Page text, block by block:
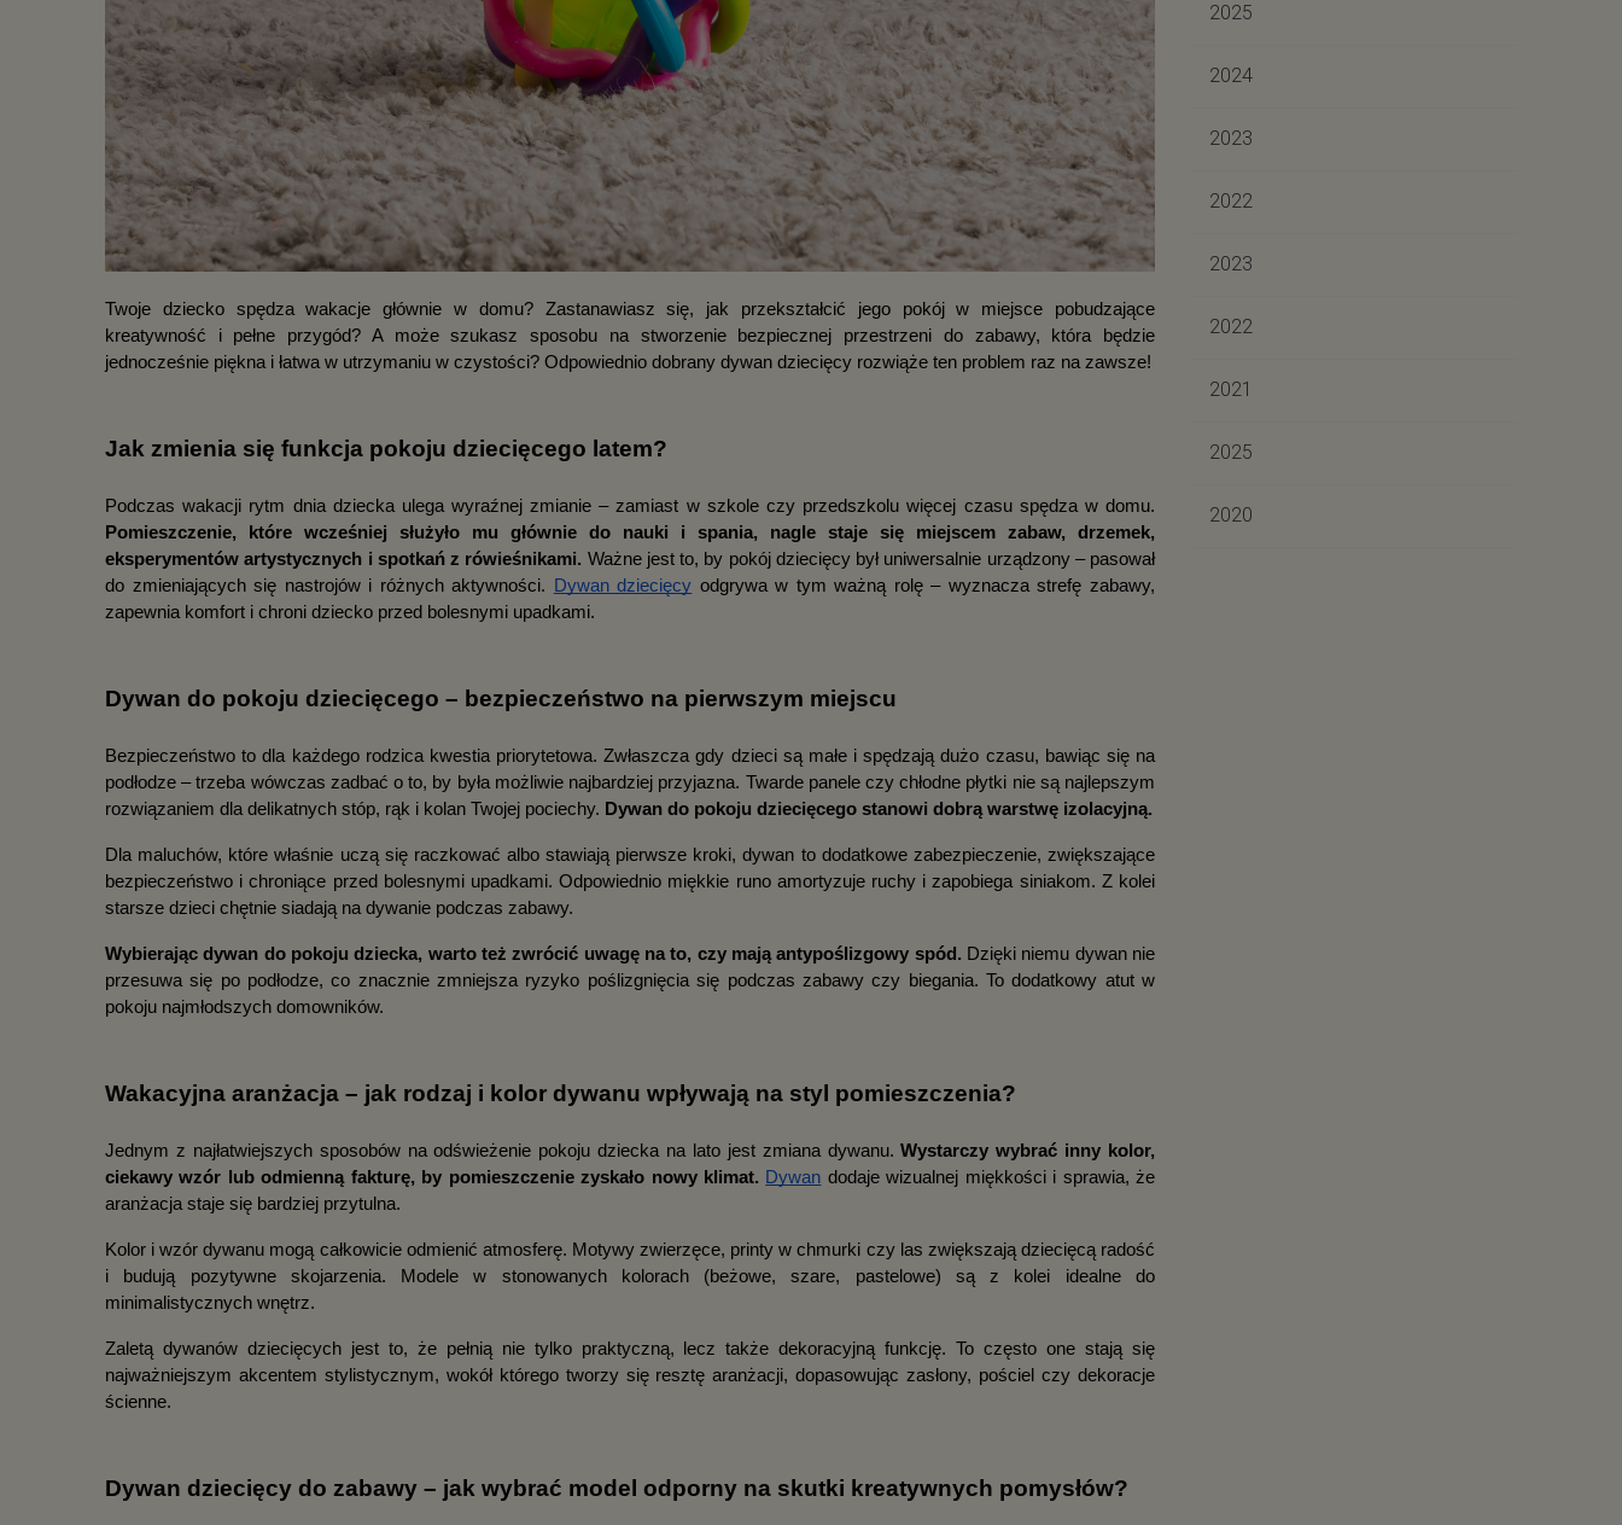
Twoje dziecko spędza wakacje głównie w domu? Zastanawiasz się, jak przekształcić jego pokój w miejsce pobudzające
kreatywność i pełne przygód? A może szukasz sposobu na stworzenie bezpiecznej przestrzeni do zabawy, która będzie
jednocześnie piękna i łatwa w utrzymaniu w czystości? Odpowiednio dobrany dywan dziecięcy rozwiąże ten problem raz na zawsze!
Jak zmienia się funkcja pokoju dziecięcego latem?
Pomieszczenie, które wcześniej służyło mu głównie do nauki i spania, nagle staje się miejscem zabaw, drzemek,
eksperymentów artystycznych i spotkań z rówieśnikami. Ważne jest to, by pokój dziecięcy był uniwersalnie urządzony – pasował
do zmieniających się nastrojów i różnych aktywności.
Dywan dziecięcy odgrywa w tym ważną rolę – wyznacza strefę zabawy,
zapewnia komfort i chroni dziecko przed bolesnymi upadkami.
Dywan do pokoju dziecięcego – bezpieczeństwo na pierwszym miejscu
Bezpieczeństwo to dla każdego rodzica kwestia priorytetowa. Zwłaszcza gdy dzieci są małe i spędzają dużo czasu, bawiąc się na
podłodze – trzeba wówczas zadbać o to, by była możliwie najbardziej przyjazna. Twarde panele czy chłodne płytki nie są najlepszym
rozwiązaniem dla delikatnych stóp, rąk i kolan Twojej pociechy. Dywan do pokoju dziecięcego stanowi dobrą warstwę izolacyjną.
Dla maluchów, które właśnie uczą się raczkować albo stawiają pierwsze kroki, dywan to dodatkowe zabezpieczenie, zwiększające
bezpieczeństwo i chroniące przed bolesnymi upadkami. Odpowiednio miękkie runo amortyzuje ruchy i zapobiega siniakom. Z kolei
starsze dzieci chętnie siadają na dywanie podczas zabawy.
Wybierając dywan do pokoju dziecka, warto też zwrócić uwagę na to, czy mają antypoślizgowy spód. Dzięki niemu dywan nie
przesuwa się po podłodze, co znacznie zmniejsza ryzyko poślizgnięcia się podczas zabawy czy biegania. To dodatkowy atut w
pokoju najmłodszych domowników.
Wakacyjna aranżacja – jak rodzaj i kolor dywanu wpływają na styl pomieszczenia?
Jednym z najłatwiejszych sposobów na odświeżenie pokoju dziecka na lato jest zmiana dywanu. Wystarczy wybrać inny kolor,
ciekawy wzór lub odmienną fakturę, by pomieszczenie zyskało nowy klimat. Dywan dodaje wizualnej miękkości i sprawia, że
aranżacja staje się bardziej przytulna.
Kolor i wzór dywanu mogą całkowicie odmienić atmosferę. Motywy zwierzęce, printy w chmurki czy las zwiększają dziecięcą radość
i budują pozytywne skojarzenia. Modele w stonowanych kolorach (beżowe, szare, pastelowe) są z kolei idealne do
minimalistycznych wnętrz.
Zaletą dywanów dziecięcych jest to, że pełnią nie tylko praktyczną, lecz także dekoracyjną funkcję. To często one stają się
najważniejszym akcentem stylistycznym, wokół którego tworzy się resztę aranżacji, dopasowując zasłony, pościel czy dekoracje
ścienne.
Dywan dziecięcy do zabawy – jak wybrać model odporny na skutki kreatywnych pomysłów?
2025
2024
2023
2022
2023
2022
2021
2025
2020